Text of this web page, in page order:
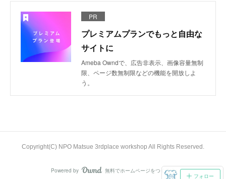
PR
プレミアムプランでもっと自由な
サイトに
Ameba Owndで、広告非表示、画像容量無制
限、ページ数無制限などの機能を開放しよ
う。
フォロー
Copyright(C) NPO Matsue 3rdplace workshop All Rights Reserved.
Powered by AmebaOwnd
無料でホームページをつくろう